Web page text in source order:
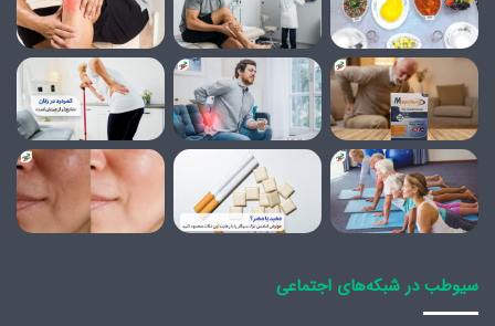
سیوطب در شبکه‌های اجتماعی